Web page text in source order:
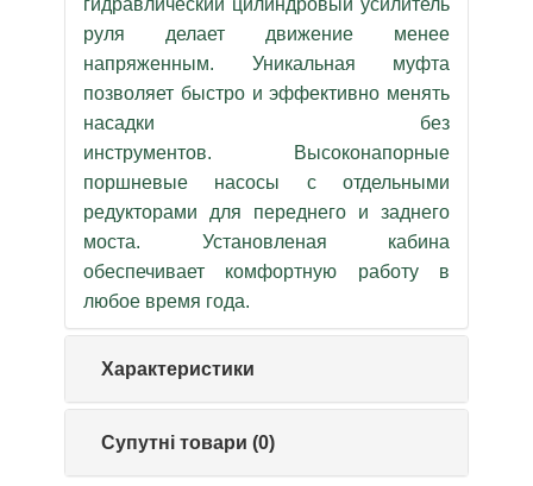
гидравлический цилиндровый усилитель
руля делает движение менее
напряженным. Уникальная муфта
позволяет быстро и эффективно менять
насадки без
инструментов. Высоконапорные
поршневые насосы с отдельными
редукторами для переднего и заднего
моста. Установленая кабина
обеспечивает комфортную работу в
любое время года.
Характеристики
Супутні товари (0)